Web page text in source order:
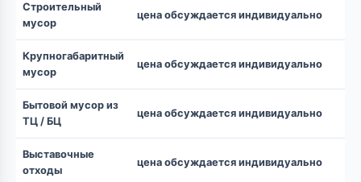
Строительный
мусор
цена обсуждается индивидуально
Крупногабаритный
мусор
цена обсуждается индивидуально
Бытовой мусор из
ТЦ / БЦ
цена обсуждается индивидуально
Выставочные
отходы
цена обсуждается индивидуально